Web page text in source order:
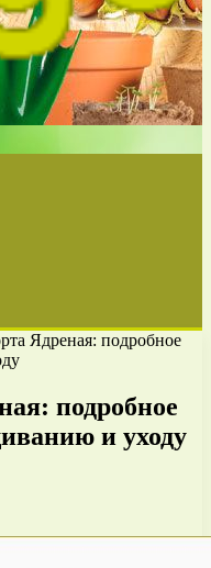
Ядреная: подробное
подробное
и уходу